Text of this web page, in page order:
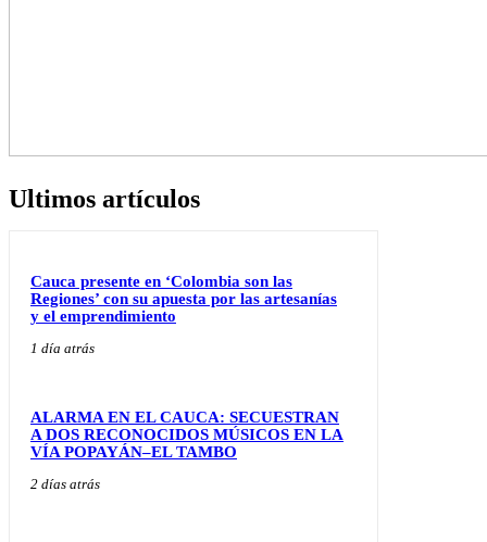
Ultimos artículos
Cauca presente en ‘Colombia son las
Regiones’ con su apuesta por las artesanías
y el emprendimiento
1 día atrás
ALARMA EN EL CAUCA: SECUESTRAN
A DOS RECONOCIDOS MÚSICOS EN LA
VÍA POPAYÁN–EL TAMBO
2 días atrás